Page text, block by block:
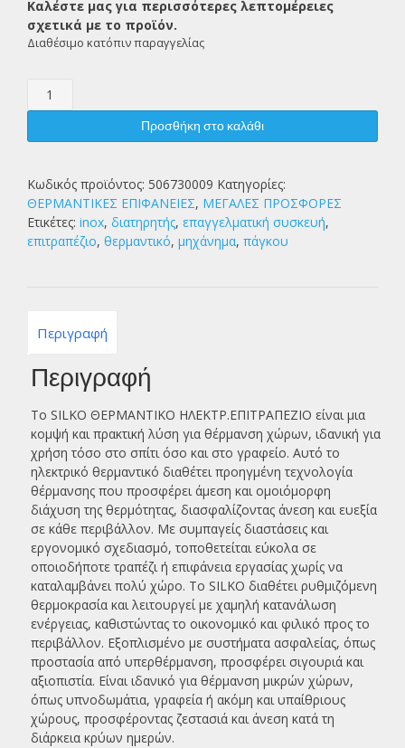
Καλέστε μας για περισσότερες λεπτομέρειες
σχετικά με το προϊόν.
Διαθέσιμο κατόπιν παραγγελίας
SILKO
ΘΕΡΜΑΝΤΙΚΟ
ΗΛΕΚΤΡ.ΕΠΙΤΡΑΠΕΖΙΟ
ποσότητα
Προσθήκη στο καλάθι
Κωδικός προϊόντος: 506730009 Κατηγορίες:
ΘΕΡΜΑΝΤΙΚΕΣ ΕΠΙΦΑΝΕΙΕΣ, ΜΕΓΑΛΕΣ ΠΡΟΣΦΟΡΕΣ
Ετικέτες: inox, διατηρητής, επαγγελματική συσκευή,
επιτραπέζιο, θερμαντικό, μηχάνημα, πάγκου
Περιγραφή
Περιγραφή
Το SILKO ΘΕΡΜΑΝΤΙΚΟ ΗΛΕΚΤΡ.ΕΠΙΤΡΑΠΕΖΙΟ είναι μια
κομψή και πρακτική λύση για θέρμανση χώρων, ιδανική για
χρήση τόσο στο σπίτι όσο και στο γραφείο. Αυτό το
ηλεκτρικό θερμαντικό διαθέτει προηγμένη τεχνολογία
θέρμανσης που προσφέρει άμεση και ομοιόμορφη
διάχυση της θερμότητας, διασφαλίζοντας άνεση και ευεξία
σε κάθε περιβάλλον. Με συμπαγείς διαστάσεις και
εργονομικό σχεδιασμό, τοποθετείται εύκολα σε
οποιοδήποτε τραπέζι ή επιφάνεια εργασίας χωρίς να
καταλαμβάνει πολύ χώρο. Το SILKO διαθέτει ρυθμιζόμενη
θερμοκρασία και λειτουργεί με χαμηλή κατανάλωση
ενέργειας, καθιστώντας το οικονομικό και φιλικό προς το
περιβάλλον. Εξοπλισμένο με συστήματα ασφαλείας, όπως
προστασία από υπερθέρμανση, προσφέρει σιγουριά και
αξιοπιστία. Είναι ιδανικό για θέρμανση μικρών χώρων,
όπως υπνοδωμάτια, γραφεία ή ακόμη και υπαίθριους
χώρους, προσφέροντας ζεστασιά και άνεση κατά τη
διάρκεια κρύων ημερών.